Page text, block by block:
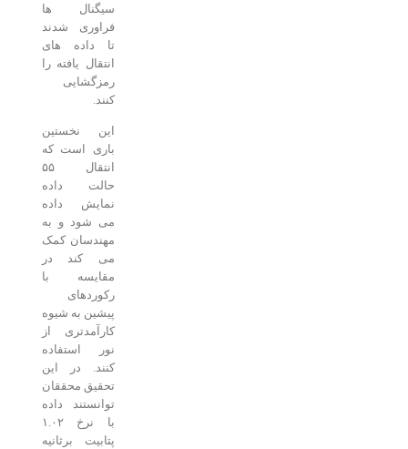
سیگنال ها
فراوری شدند
تا داده های
انتقال یافته را
رمزگشایی
این نخستین
باری است که
انتقال ۵۵
حالت داده
نمایش داده
می شود و به
مهندسان کمک
می کند در
مقایسه با
رکوردهای
پیشین به شیوه
کارآمدتری از
نور استفاده
کنند. در این
تحقیق محققان
توانستند داده
با نرخ ۱.۰۲
پتابیت برثانیه